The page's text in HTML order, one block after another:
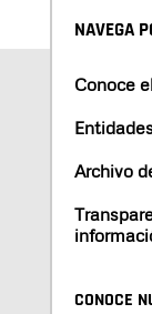
NAVEGA
Conoce
Archivo
CONOCE